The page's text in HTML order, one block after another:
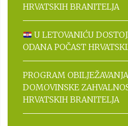
HRVATSKIH BRANITELJA
U LETOVANIĆU
ODANA POČAST
PROGRAM
DOMOVINSKE
HRVATSKIH BRANITELJA